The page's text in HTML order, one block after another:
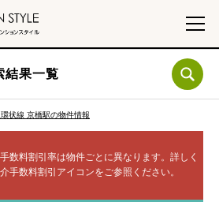
結果一覧
状線 京橋駅の物件情報
数料割引率は物件ごとに異なります。 詳しく
手数料割引アイコンをご参照ください。